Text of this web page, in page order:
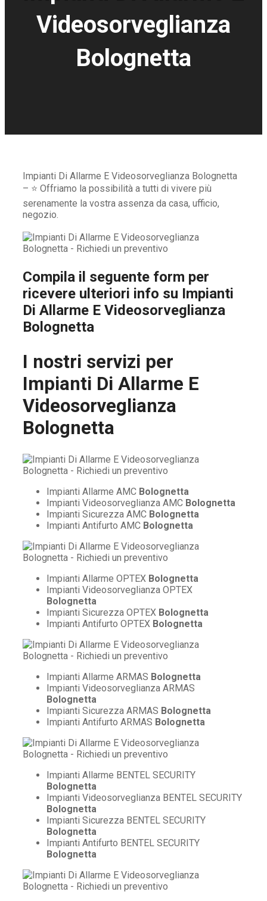
Videosorveglianza
Bolognetta
Impianti Di Allarme E Videosorveglianza Bolognetta
– ⭐ Offriamo la possibilità a tutti di vivere più
serenamente la vostra assenza da casa, ufficio,
negozio.
Compila il seguente form per
ricevere ulteriori info su Impianti
Di Allarme E Videosorveglianza
Bolognetta
I nostri servizi per
Impianti Di Allarme E
Videosorveglianza
Bolognetta
Impianti Allarme AMC Bolognetta
Impianti Videosorveglianza AMC Bolognetta
Impianti Sicurezza AMC Bolognetta
Impianti Antifurto AMC Bolognetta
Impianti Allarme OPTEX Bolognetta
Impianti Videosorveglianza OPTEX
Bolognetta
Impianti Sicurezza OPTEX Bolognetta
Impianti Antifurto OPTEX Bolognetta
Impianti Allarme ARMAS Bolognetta
Impianti Videosorveglianza ARMAS
Bolognetta
Impianti Sicurezza ARMAS Bolognetta
Impianti Antifurto ARMAS Bolognetta
Impianti Allarme BENTEL SECURITY
Bolognetta
Impianti Videosorveglianza BENTEL SECURITY
Bolognetta
Impianti Sicurezza BENTEL SECURITY
Bolognetta
Impianti Antifurto BENTEL SECURITY
Bolognetta